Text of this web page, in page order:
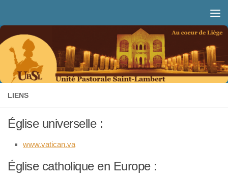
LIENS
Église universelle :
www.vatican.va
Église catholique en Europe :